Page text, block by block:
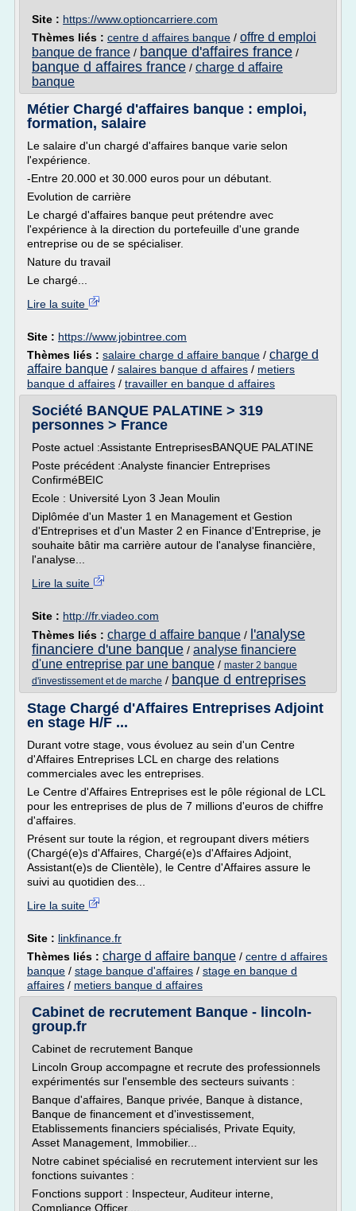
Site : https://www.optioncarriere.com
Thèmes liés : centre d affaires banque / offre d emploi
banque de france / banque d'affaires france /
banque d affaires france / charge d affaire
banque
Métier Chargé d'affaires banque : emploi,
formation, salaire
Le salaire d'un chargé d'affaires banque varie selon
l'expérience.
-Entre 20.000 et 30.000 euros pour un débutant.
Evolution de carrière
Le chargé d'affaires banque peut prétendre avec
l'expérience à la direction du portefeuille d'une grande
entreprise ou de se spécialiser.
Nature du travail
Le chargé...
Lire la suite
Site : https://www.jobintree.com
Thèmes liés : salaire charge d affaire banque / charge d
affaire banque / salaires banque d affaires / metiers
banque d affaires / travailler en banque d affaires
Société BANQUE PALATINE > 319
personnes > France
Poste actuel :Assistante EntreprisesBANQUE PALATINE
Poste précédent :Analyste financier Entreprises
ConfirméBEIC
Ecole : Université Lyon 3 Jean Moulin
Diplômée d'un Master 1 en Management et Gestion
d'Entreprises et d'un Master 2 en Finance d'Entreprise, je
souhaite bâtir ma carrière autour de l'analyse financière,
l'analyse...
Lire la suite
Site : http://fr.viadeo.com
Thèmes liés : charge d affaire banque / l'analyse
financiere d'une banque / analyse financiere
d'une entreprise par une banque / master 2 banque
d'investissement et de marche / banque d entreprises
Stage Chargé d'Affaires Entreprises Adjoint
en stage H/F ...
Durant votre stage, vous évoluez au sein d'un Centre
d'Affaires Entreprises LCL en charge des relations
commerciales avec les entreprises.
Le Centre d'Affaires Entreprises est le pôle régional de LCL
pour les entreprises de plus de 7 millions d'euros de chiffre
d'affaires.
Présent sur toute la région, et regroupant divers métiers
(Chargé(e)s d'Affaires, Chargé(e)s d'Affaires Adjoint,
Assistant(e)s de Clientèle), le Centre d'Affaires assure le
suivi au quotidien des...
Lire la suite
Site : linkfinance.fr
Thèmes liés : charge d affaire banque / centre d affaires
banque / stage banque d'affaires / stage en banque d
affaires / metiers banque d affaires
Cabinet de recrutement Banque - lincoln-
group.fr
Cabinet de recrutement Banque
Lincoln Group accompagne et recrute des professionnels
expérimentés sur l'ensemble des secteurs suivants :
Banque d'affaires, Banque privée, Banque à distance,
Banque de financement et d'investissement,
Etablissements financiers spécialisés, Private Equity,
Asset Management, Immobilier...
Notre cabinet spécialisé en recrutement intervient sur les
fonctions suivantes :
Fonctions support : Inspecteur, Auditeur interne,
Compliance Officer,...